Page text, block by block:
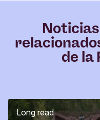
de la
Long read